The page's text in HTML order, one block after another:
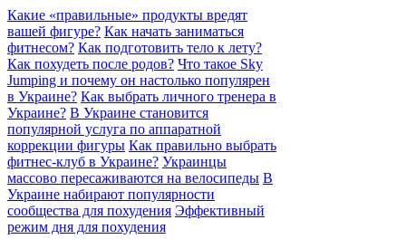
Какие «правильные» продукты вредят
вашей фигуре? Как начать заниматься
фитнесом? Как подготовить тело к лету?
Как похудеть после родов? Что такое Sky
Jumping и почему он настолько популярен
в Украине? Как выбрать личного тренера в
Украине? В Украине становится
популярной услуга по аппаратной
коррекции фигуры Как правильно выбрать
фитнес-клуб в Украине? Украинцы
массово пересаживаются на велосипеды В
Украине набирают популярности
сообщества для похудения Эффективный
режим дня для похудения